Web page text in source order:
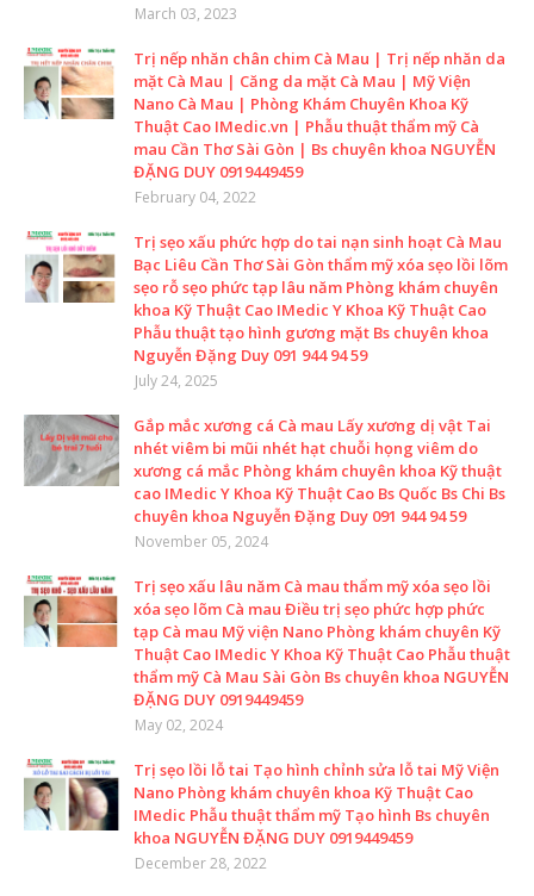
March 03, 2023
Trị nếp nhăn chân chim Cà Mau | Trị nếp nhăn da
mặt Cà Mau | Căng da mặt Cà Mau | Mỹ Viện
Nano Cà Mau | Phòng Khám Chuyên Khoa Kỹ
Thuật Cao IMedic.vn | Phẫu thuật thẩm mỹ Cà
mau Cần Thơ Sài Gòn | Bs chuyên khoa NGUYỄN
ĐẶNG DUY 0919449459
February 04, 2022
Trị sẹo xấu phức hợp do tai nạn sinh hoạt Cà Mau
Bạc Liêu Cần Thơ Sài Gòn thẩm mỹ xóa sẹo lồi lõm
sẹo rỗ sẹo phức tạp lâu năm Phòng khám chuyên
khoa Kỹ Thuật Cao IMedic Y Khoa Kỹ Thuật Cao
Phẫu thuật tạo hình gương mặt Bs chuyên khoa
Nguyễn Đặng Duy 091 944 94 59
July 24, 2025
Gắp mắc xương cá Cà mau Lấy xương dị vật Tai
nhét viêm bi mũi nhét hạt chuỗi họng viêm do
xương cá mắc Phòng khám chuyên khoa Kỹ thuật
cao IMedic Y Khoa Kỹ Thuật Cao Bs Quốc Bs Chi Bs
chuyên khoa Nguyễn Đặng Duy 091 944 94 59
November 05, 2024
Trị sẹo xấu lâu năm Cà mau thẩm mỹ xóa sẹo lồi
xóa sẹo lõm Cà mau Điều trị sẹo phức hợp phức
tạp Cà mau Mỹ viện Nano Phòng khám chuyên Kỹ
Thuật Cao IMedic Y Khoa Kỹ Thuật Cao Phẫu thuật
thẩm mỹ Cà Mau Sài Gòn Bs chuyên khoa NGUYỄN
ĐẶNG DUY 0919449459
May 02, 2024
Trị sẹo lồi lỗ tai Tạo hình chỉnh sửa lỗ tai Mỹ Viện
Nano Phòng khám chuyên khoa Kỹ Thuật Cao
IMedic Phẫu thuật thẩm mỹ Tạo hình Bs chuyên
khoa NGUYỄN ĐẶNG DUY 0919449459
December 28, 2022